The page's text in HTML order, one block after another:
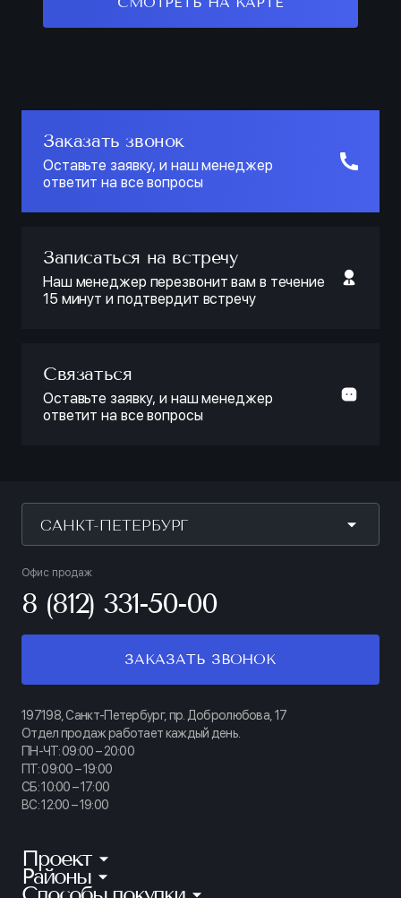
Заказать звонок
Оставьте заявку, и наш менеджер
ответит на все вопросы
Записаться на встречу
Наш менеджер перезвонит вам в течение
15 минут и подтвердит встречу
Связаться
Оставьте заявку, и наш менеджер
ответит на все вопросы
САНКТ-ПЕТЕРБУРГ
Офис продаж
8 (812) 331-50-00
ЗАКАЗАТЬ ЗВОНОК
197198, Санкт-Петербург, пр. Добролюбова, 17
Отдел продаж работает каждый день.
ПН-ЧТ: 09:00 – 20:00
ПТ: 09:00 – 19:00
СБ: 10:00 – 17:00
ВС: 12:00 – 19:00
Проект
КИНОПАРК
Районы
Калининский